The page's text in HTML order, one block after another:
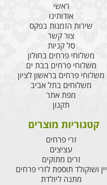
ראשי
אודותינו
שירות הזמנות בפקס
צור קשר
סל קניות
משלוחי פרחים בחולון
משלוחי פרחים בבת ים
משלוחי פרחים בראשון לציון
משלוחים בתל אביב
מפת אתר
תקנון
קטגוריות מוצרים
זרי פרחים
עציצים
זרים מתוקים
יין ושוקולד תוספת לזרי פרחים
מתנה ליולדת